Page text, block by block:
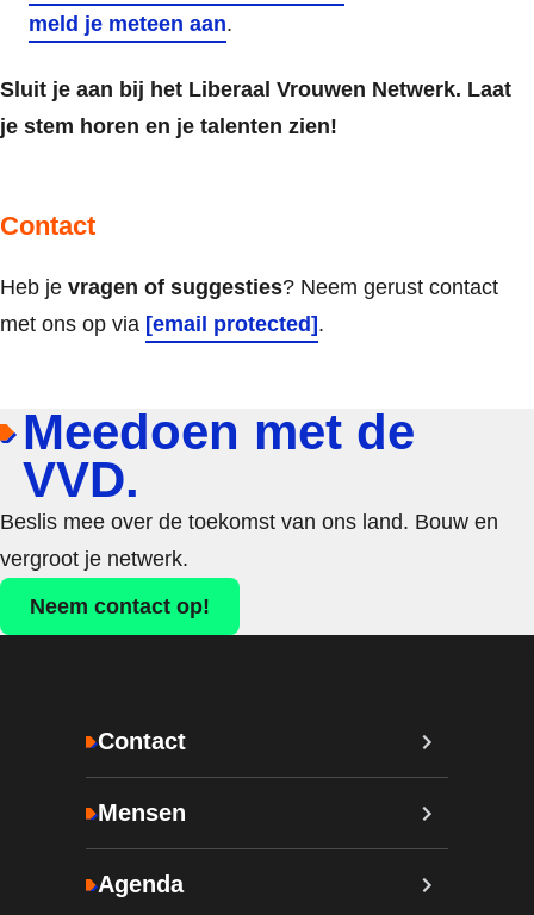
meld je meteen aan.
Sluit je aan bij het Liberaal Vrouwen Netwerk. Laat
je stem horen en je talenten zien!
Contact
Heb je vragen of suggesties? Neem gerust contact
met ons op via [email protected].
Meedoen met de
VVD.
Beslis mee over de toekomst van ons land. Bouw en
vergroot je netwerk.
Neem contact op!
Contact
Mensen
Agenda